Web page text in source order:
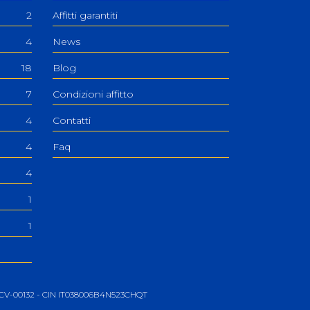
2
4
18
7
4
4
4
1
1
Affitti garantiti
News
Blog
Condizioni affitto
Contatti
Faq
00132 - CIN IT038006B4N523CHQT